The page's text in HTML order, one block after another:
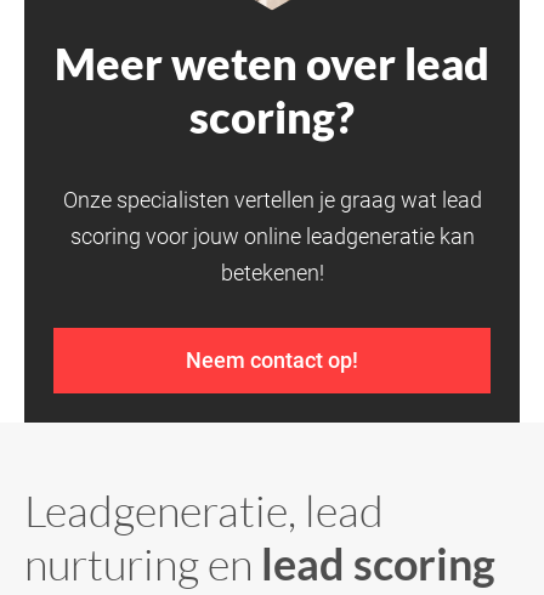
Meer weten over lead
scoring?
Onze specialisten vertellen je graag wat lead
scoring voor jouw online leadgeneratie kan
betekenen!
Neem contact op!
Leadgeneratie, lead
nurturing en lead scoring